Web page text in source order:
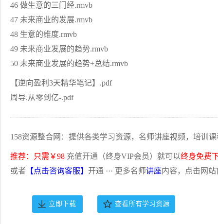
46 做生意的三门经.rmvb
47 未来商业的发展.rmvb
48 生意的维度.rmvb
49 未来商业发展的趋势.rmvb
50 未来商业发展的趋势+总结.rmvb
【逆向盈利3天精华笔记】.pdf
周导.从零到亿-.pdf
158资源整合网：提供各类学习资源，名师讲座视频，培训
推荐：只需￥98 充值开通（终身VIP会员）就可以终身免费
或者 【点击咨询客服】 开通 ··· 更多名师讲座内容，点击网
立即下载 查看所有学习资源